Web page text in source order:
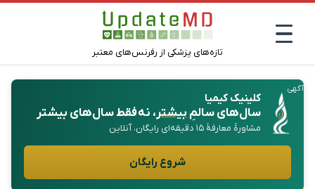
تازه‌های پزشکی از رفرنس‌های معتبر
آگهی
کلینیک کیمیا
سال‌های سالمِبیشتر، نه فقط سال‌های بیشتر
مشاورهٔ معارفهٔ ۱۵ دقیقه‌ای رایگان، آنلاین
شروع رایگان